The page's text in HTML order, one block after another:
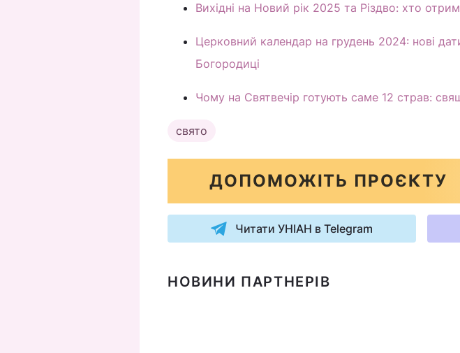
Вихідні на Новий рік 2025 та Різдво: хто
Церковний календар на грудень 2024: нові
Богородиці
Чому на Святвечір готують саме 12 страв:
свято
ДОПОМОЖІТЬ ПРОЄКТУ
Читати УНІАН в Telegram
НОВИНИ ПАРТНЕРІВ